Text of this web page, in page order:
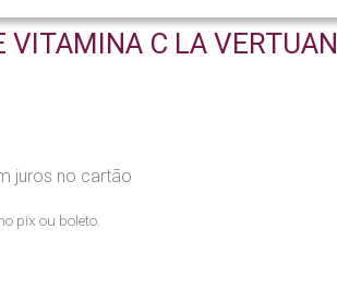
VITAMINA C LA VERTUAN
juros no cartão
pix ou boleto.